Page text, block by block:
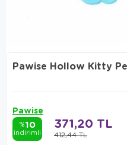
Pawise Hollow Kitty
Pawise
%10
indirimli 412,44 TL
371,20 TL